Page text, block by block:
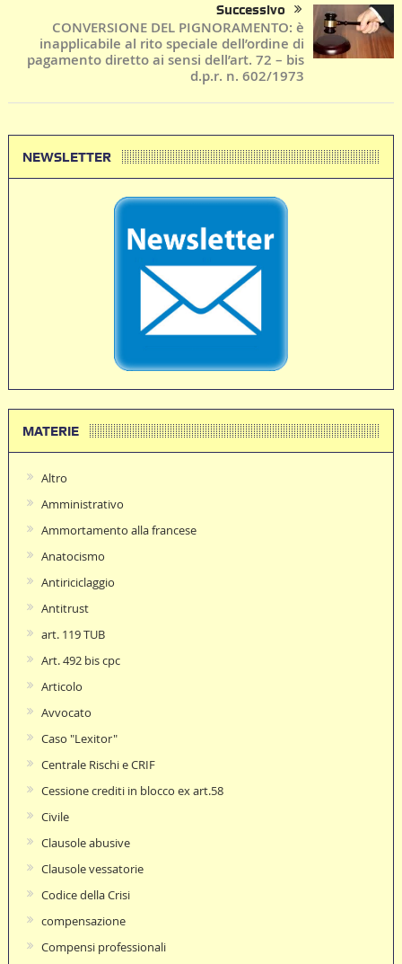
Successivo
CONVERSIONE DEL PIGNORAMENTO: è
inapplicabile al rito speciale dell’ordine di
pagamento diretto ai sensi dell’art. 72 – bis
d.p.r. n. 602/1973
NEWSLETTER
MATERIE
Altro
Amministrativo
Ammortamento alla francese
Anatocismo
Antiriciclaggio
Antitrust
art. 119 TUB
Art. 492 bis cpc
Articolo
Avvocato
Caso "Lexitor"
Centrale Rischi e CRIF
Cessione crediti in blocco ex art.58
Civile
Clausole abusive
Clausole vessatorie
Codice della Crisi
compensazione
Compensi professionali